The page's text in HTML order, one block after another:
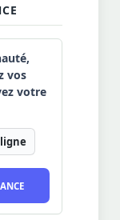
vos
votre